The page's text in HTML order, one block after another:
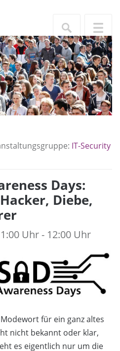
IT-Security
Days:
Diebe,
Uhr - 12:00 Uhr
für ein ganz altes
nicht bekannt oder klar,
es eigentlich nur um die